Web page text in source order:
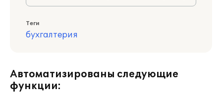
Теги
бухгалтерия
Автоматизированы следующие
функции: